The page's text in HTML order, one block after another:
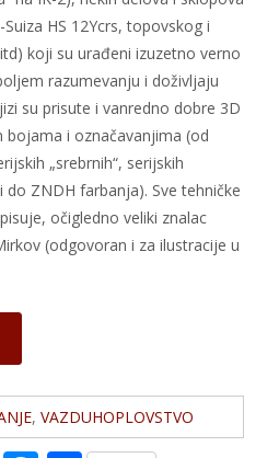
HS 12Ycrs, topovskog i
koji su urađeni izuzetno verno
razumevanju i doživljaju
su prisute i vanredno dobre 3D
bojama i označavanjima (od
„srebrnih“, serijskih
ZNDH farbanja). Sve tehničke
očigledno veliki znalac
(odgovoran i za ilustracije u
, VAZDUHOPLOVSTVO